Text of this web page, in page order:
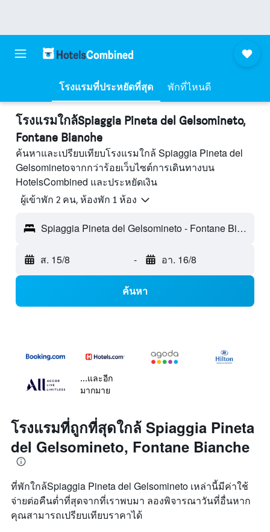
โรงแรมที่ประหยัดที่สุด พักที่ไหนดี
โรงแรมใกล้Spiaggia Pineta del Gelsomineto,
Fontane Bianche
ค้นหาและเปรียบเทียบโรงแรมใกล้ Spiaggia Pineta del
Gelsominetoจากกว่าร้อยเว็บไซต์การเดินทางบน
HotelsCombined และประหยัดเงิน
ผู้เข้าพัก 2 คน, ห้องพัก 1 ห้อง
Spiaggia Pineta del Gelsomineto - Fontane Bianche, ซิซิลี, อิตาลี
ส. 15/8 - อา. 16/8
ค้นหา
...และอีก
มากมาย
โรงแรมที่ถูกที่สุดใกล้ Spiaggia Pineta
del Gelsomineto, Fontane Bianche
ที่พักใกล้Spiaggia Pineta del Gelsomineto เหล่านี้มีค่าใช้
จ่ายต่อคืนต่ำที่สุดจากที่เราพบมา ลองพิจารณาวันที่อื่นหาก
คุณสามารถเปรียบเทียบราคาได้